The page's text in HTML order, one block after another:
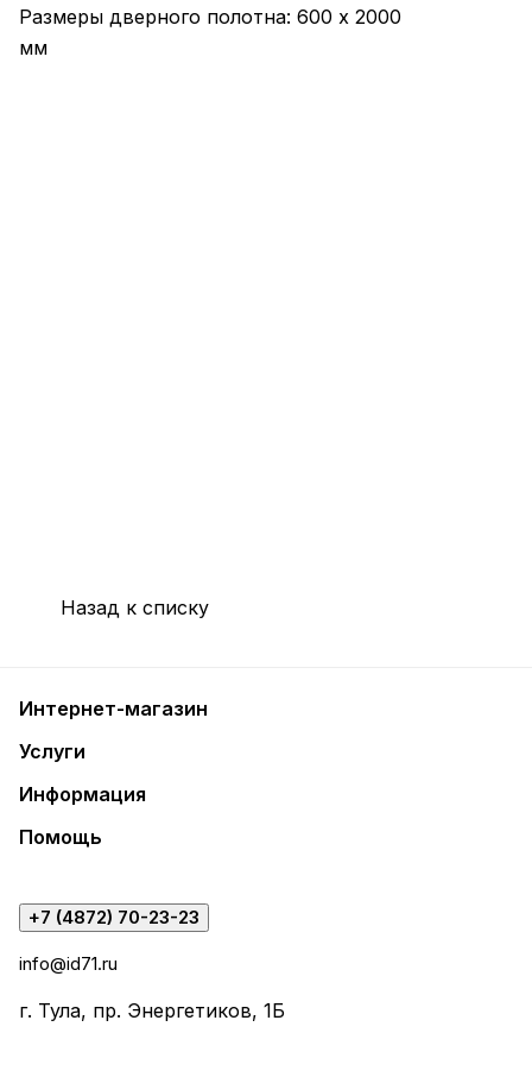
Размеры дверного полотна: 600 х 2000
мм
Назад к списку
Интернет-магазин
Услуги
Информация
Помощь
+7 (4872) 70-23-23
info@id71.ru
г. Тула, пр. Энергетиков, 1Б